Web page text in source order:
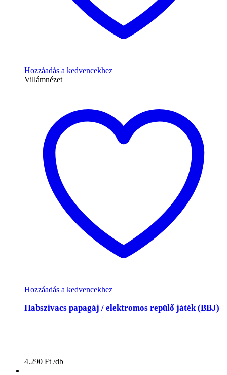
Hozzáadás a kedvencekhez
Villámnézet
Hozzáadás a kedvencekhez
Habszivacs papagáj / elektromos repülő játék (BBJ)
4.290 Ft